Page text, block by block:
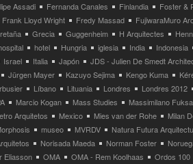
Assadi Fernanda Canales Finlandia
Foster &
Frank Lloyd Wright Fredy Massad
FujiwaraMuro
Grecia Guggenheim H Arquitectes
hotel Hungria iglesia India
Indonesia
Israel Italia Japón
JDS - Julien De Smedt
Jürgen Mayer Kazuyo Sejima Kengo Kuma
Líbano Lituania Londres
Londres 2012
Marcio Kogan Mass Studies
Massimilano
Arquitetos Mexico Mies van der Rohe
Milan
museo MVRDV
Natura Futura
Norisada Maeda Norman Foster
Eliasson OMA OMA - Rem Koolhaas
Ordos 100